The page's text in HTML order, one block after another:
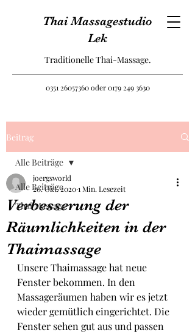
Thai Massagestudio
Lek
Traditionelle Thai-Massage.
0351 26057360oder0179 249 3630
Beitrag
Alle Beiträge
Thai Massage
Alle Beiträge
Verbesserung der
Räumlichkeiten in der
Thaimassage
joergsworld
20. Okt. 20201 Min. Lesezeit
Unsere Thaimassage hat neue
Fenster bekommen. In den
Massageräumen haben wir es jetzt
wieder gemütlich eingerichtet. Die
Fenster sehen gut aus und passen